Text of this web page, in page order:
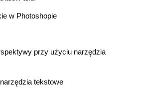
w Photoshopie
przy użyciu narzędzia
tekstowe